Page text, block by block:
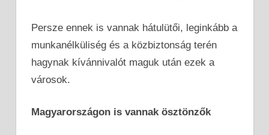
Persze ennek is vannak hátulütői, leginkább a
munkanélküliség és a közbiztonság terén
hagynak kívánnivalót maguk után ezek a
városok.
Magyarországon is vannak ösztönzők